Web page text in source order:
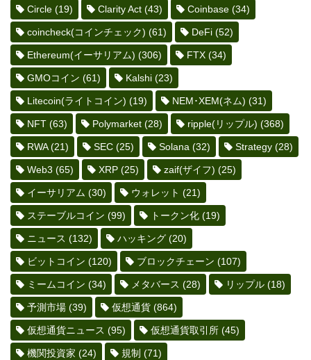
Circle (19) Clarity Act (43) Coinbase (34)
coincheck(コインチェック) (61) DeFi (52)
Ethereum(イーサリアム) (306) FTX (34)
GMOコイン (61) Kalshi (23)
Litecoin(ライトコイン) (19) NEM･XEM(ネム) (31)
NFT (63) Polymarket (28) ripple(リップル) (368)
RWA(21) SEC (25) Solana (32) Strategy (28)
Web3 (65) XRP (25) zaif(ザイフ) (25)
イーサリアム (30) ウォレット (21)
ステーブルコイン (99) トークン化 (19)
ニュース (132) ハッキング (20)
ビットコイン (120) ブロックチェーン (107)
ミームコイン (34) メタバース (28) リップル (18)
予測市場 (39) 仮想通貨 (864)
仮想通貨ニュース (95) 仮想通貨取引所 (45)
機関投資家 (24) 規制 (71)